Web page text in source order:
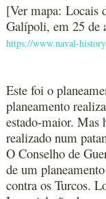
[Ver mapa: Locais
Galípoli, em 25 de
https://www.naval-
Este foi o
planeamento
estado-maior. Mas
realizado num
O Conselho de
de um
contra os Turcos.